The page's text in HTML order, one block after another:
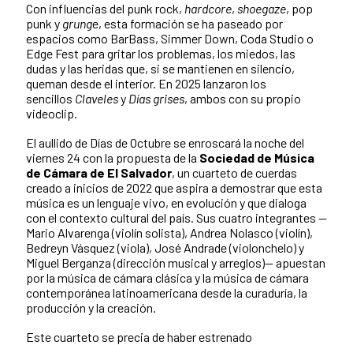
Con influencias del punk rock, hardcore, shoegaze, pop
punk y grunge, esta formación se ha paseado por
espacios como BarBass, Simmer Down, Coda Studio o
Edge Fest para gritar los problemas, los miedos, las
dudas y las heridas que, si se mantienen en silencio,
queman desde el interior. En 2025 lanzaron los
sencillos Clavelesy Días grises, ambos con su propio
videoclip.
El aullido de Días de Octubre se enroscará la noche del
viernes 24 con la propuesta de la Sociedad de Música
de Cámara de El Salvador, un cuarteto de cuerdas
creado a inicios de 2022 que aspira a demostrar que esta
música es un lenguaje vivo, en evolución y que dialoga
con el contexto cultural del país. Sus cuatro integrantes —
Mario Alvarenga (violín solista), Andrea Nolasco (violín),
Bedreyn Vásquez (viola), José Andrade (violonchelo) y
Miguel Berganza (dirección musical y arreglos)— apuestan
por la música de cámara clásica y la música de cámara
contemporánea latinoamericana desde la curaduría, la
producción y la creación.
Este cuarteto se precia de haber estrenado